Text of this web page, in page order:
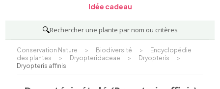
Idée cadeau
🔍Rechercher une plante par nom ou critères
Conservation Nature > Biodiversité >
Encyclopédie
des plantes
> Dryopteridaceae > Dryopteris
>
Dryopteris affinis